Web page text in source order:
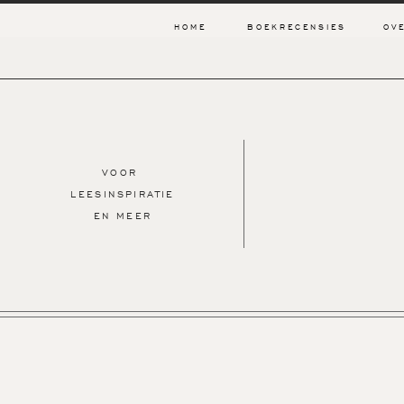
BOEKRECENSIES
HOME
VOOR
LEESINSPIRATIE
EN MEER